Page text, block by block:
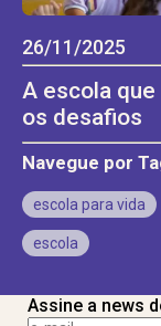
26/11/2025
A escola
os desafios
Navegue por
escola para vida
escola
Assine a news